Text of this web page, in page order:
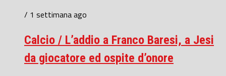
/ 1 settimana ago
Calcio / L’addio a Franco Baresi, a Jesi
da giocatore ed ospite d’onore